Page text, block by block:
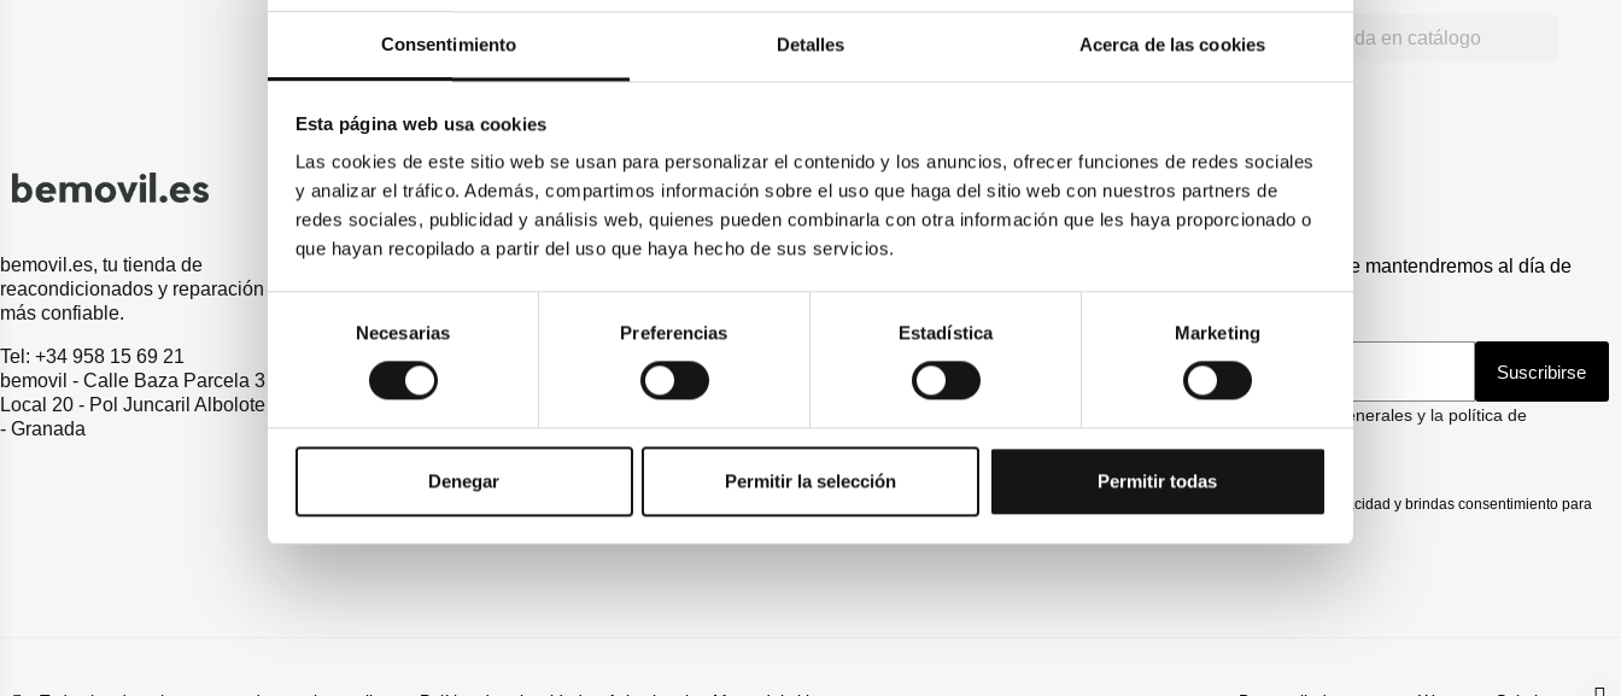
Consentimiento Detalles Acerca de las cookies
Esta página web usa cookies
Las cookies de este sitio web se usan para personalizar el contenido y los anuncios, ofrecer funciones de redes sociales
y analizar el tráfico. Además, compartimos información sobre el uso que haga del sitio web con nuestros partners de
redes sociales, publicidad y análisis web, quienes pueden combinarla con otra información que les haya proporcionado o
que hayan recopilado a partir del uso que haya hecho de sus servicios.
consentimiento
Necesarias Preferencias Estadística Marketing
Denegar Permitir la selección Permitir todas
search
bemovil.es, tu tienda de
reacondicionados y reparación
más confiable.
Tel: +34 958 15 69 21
bemovil - Calle Baza Parcela 3
Local 20 - Pol Juncaril Albolote
- Granada
Información
Sobre nosotros
Condiciones generales
Política de cookies
Ayuda Suscribirse
Inscríbete en nuestro newsletter y te mantendremos al día de
nuestras ofertas y novedades.
Suscribirse
condiciones generalesy la política de
Al suscribirte aceptas nuestra política de privacidad y brindas consentimiento para